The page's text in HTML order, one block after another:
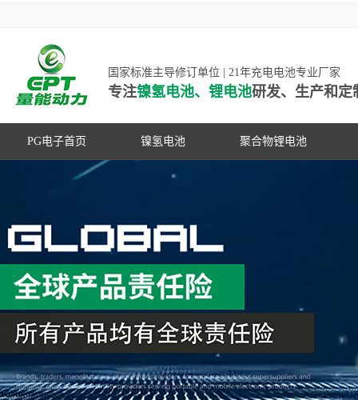
国家标准主导修订单位 | 21年充电电池专业厂家
专注镍氢电池、锂电池研发、生产和定
PG电子首页 镍氢电池 聚合物锂电池
高容量镍氢电池
超低自放电镍氢电池
动力镍氢电池
常规镍氢电池
PG游戏官网是镍氢电池国家标准主导
修订单位，并参与多项锂电池行业国
家标准的制定